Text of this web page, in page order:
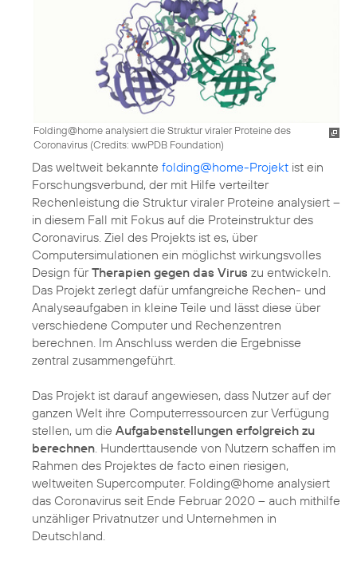
Folding@home analysiert die Struktur viraler Proteine des
Coronavirus (Credits: wwPDB Foundation)
Das weltweit bekannte folding@home-Projekt ist ein
Forschungsverbund, der mit Hilfe verteilter
Rechenleistung die Struktur viraler Proteine analysiert –
in diesem Fall mit Fokus auf die Proteinstruktur des
Coronavirus. Ziel des Projekts ist es, über
Computersimulationen ein möglichst wirkungsvolles
Design fürTherapien gegen das Virus zu entwickeln.
Das Projekt zerlegt dafür umfangreiche Rechen- und
Analyseaufgaben in kleine Teile und lässt diese über
verschiedene Computer und Rechenzentren
berechnen. Im Anschluss werden die Ergebnisse
zentral zusammengeführt.
Das Projekt ist darauf angewiesen, dass Nutzer auf der
ganzen Welt ihre Computerressourcen zur Verfügung
stellen, um die Aufgabenstellungen erfolgreich zu
berechnen . Hunderttausende von Nutzern schaffen im
Rahmen des Projektes de facto einen riesigen,
weltweiten Supercomputer. Folding@home analysiert
das Coronavirus seit Ende Februar 2020 – auch mithilfe
unzähliger Privatnutzer und Unternehmen in
Deutschland.